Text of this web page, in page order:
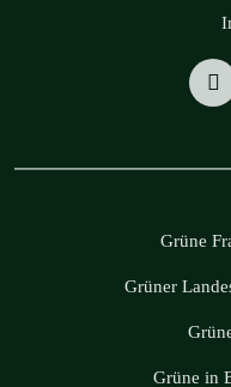
Grüne
Grüner
Grüne in